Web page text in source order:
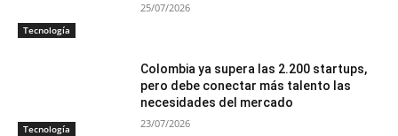
Tecnología
25/07/2026
Tecnología
Colombia ya supera las 2.200 startups,
pero debe conectar más talento las
necesidades del mercado
23/07/2026